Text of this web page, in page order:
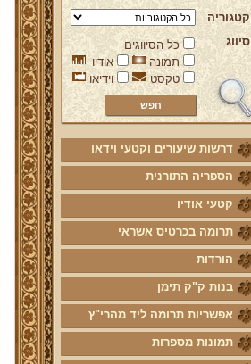
קטגוריה
סיווג
כל הסיווגים
תמונה
אודיו
טקסט
וידיאו
דרשות שיעורים וקטעי וידאו
הספריה התורנית
קטעי אודיו
תרומה בכרטיס אשראי
הורדות
בנות ק"ק תימן
אפשריות תרומה ליד מהרי"ץ
תמונות מספרות